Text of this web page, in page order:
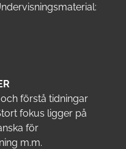
förstå tidningar
fokus ligger på
för
m.m.